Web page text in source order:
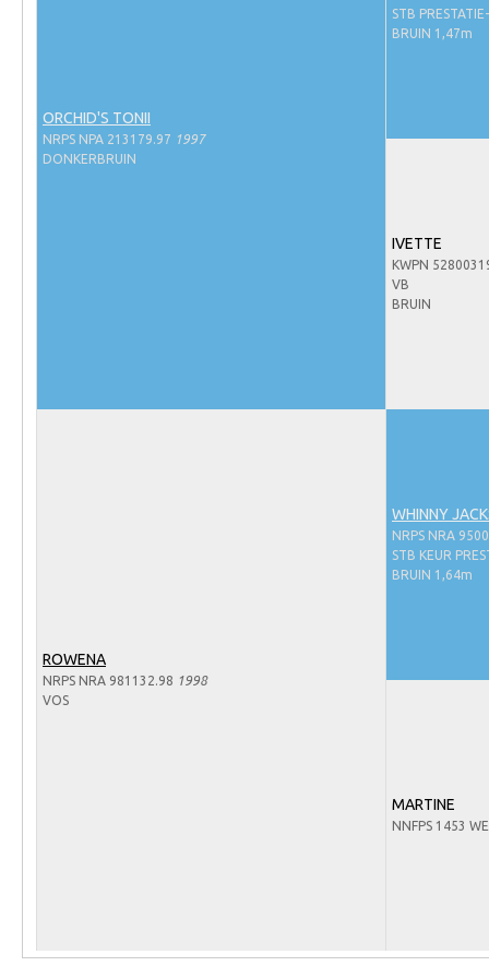
Hengstenkeuring
Regionale Keuringen
Informatie aan je paard of pony toevoegen
ORCHID'S TONII
NRPS NPA 213179.97 1997
DONKERBRUIN
STB
BRUIN 1,47m
IVETTE
KWPN
VB
BRUIN
ROWENA
NRPS NRA 981132.98 1998
VOS
WHINNY
NRPS NRA
STB KEUR
BRUIN 1,64m
MARTINE
NNFPS 1453